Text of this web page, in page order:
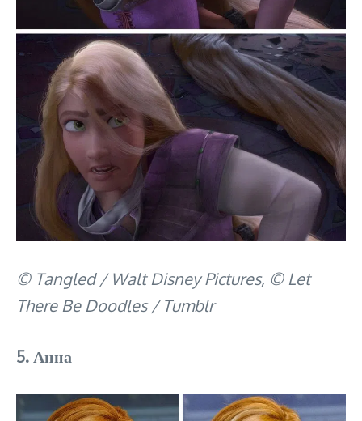
© Tangled / Walt Disney Pictures, © Let
There Be Doodles / Tumblr
5. Анна